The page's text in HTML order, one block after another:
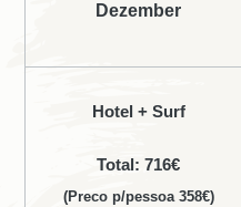
Dezember
Hotel + Surf
Total: 716€
(Preco p/pessoa 358€)